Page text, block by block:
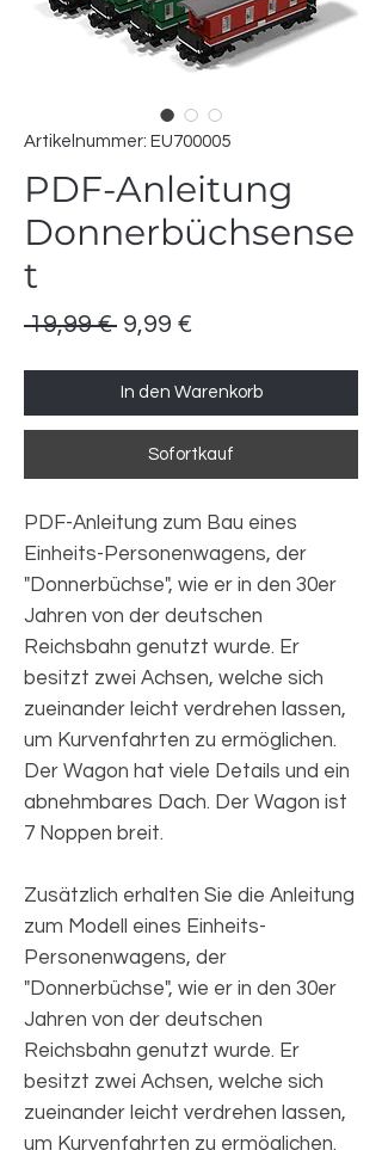
Artikelnummer: EU700005
PDF-Anleitung
Donnerbüchsense
t
19,99 € Standardpreis
9,99 €
In den Warenkorb
Sofortkauf
PDF-Anleitung zum Bau eines
Einheits-Personenwagens, der
"Donnerbüchse", wie er in den 30er
Jahren von der deutschen
Reichsbahn genutzt wurde. Er
besitzt zwei Achsen, welche sich
zueinander leicht verdrehen lassen,
um Kurvenfahrten zu ermöglichen.
Der Wagon hat viele Details und ein
abnehmbares Dach. Der Wagon ist
7 Noppen breit.
Zusätzlich erhalten Sie die Anleitung
zum Modell eines Einheits-
Personenwagens, der
"Donnerbüchse", wie er in den 30er
Jahren von der deutschen
Reichsbahn genutzt wurde. Er
besitzt zwei Achsen, welche sich
zueinander leicht verdrehen lassen,
um Kurvenfahrten zu ermöglichen.